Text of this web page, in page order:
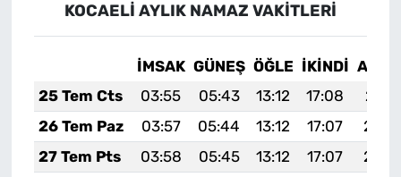
KOCAELİ AYLIK NAMAZ VAKITLERI
İMSAK GÜNEŞ ÖĞLE İKINDI
25 Tem Cts
03:55 05:43 13:12 17:08
26 Tem Paz
03:57 05:44 13:12 17:07
27 Tem Pts
03:58 05:45 13:12 17:07